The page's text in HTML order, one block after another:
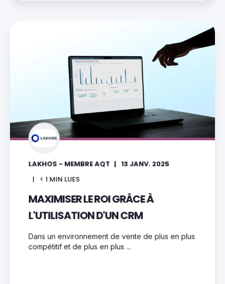
LAKHOS - MEMBRE AQT 13 JANV. 2025
< 1 MIN LUES
MAXIMISER LE ROI GRÂCE À
L'UTILISATION D'UN CRM
Dans un environnement de vente de plus en plus
compétitif et de plus en plus ...